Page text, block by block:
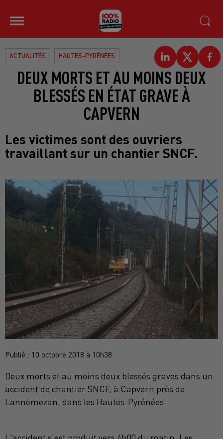
ACTUALITÉS HAUTES-PYRÉNÉES
DEUX MORTS ET AU MOINS DEUX
BLESSÉS EN ÉTAT GRAVE À
CAPVERN
Les victimes sont des ouvriers
travaillant sur un chantier SNCF.
Publié : 10 octobre 2018 à 10h38
Deux morts et au moins deux blessés graves dans un
accident de chantier SNCF, à Capvern près de
Lannemezan, dans les Hautes-Pyrénées.